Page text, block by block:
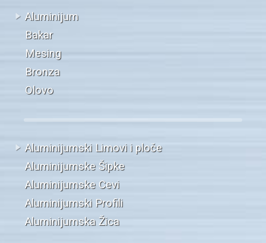
Aluminijum
Bakar
Mesing
Bronza
Olovo
Aluminijumski Limovi i ploče
Aluminijumske Šipke
Aluminijumske Cevi
Aluminijumski Profili
Aluminijumska Žica